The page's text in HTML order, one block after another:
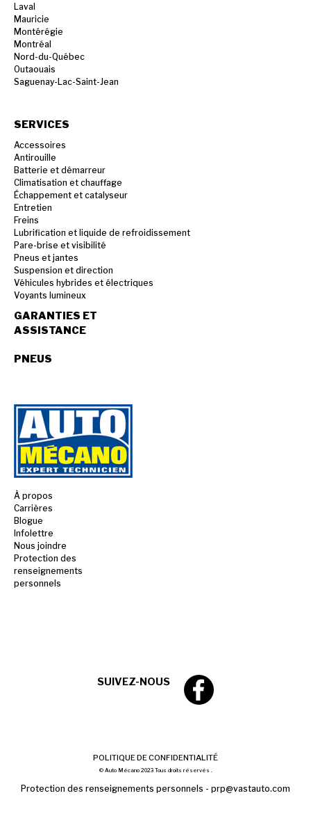
Laval
Mauricie
Montérégie
Montréal
Nord-du-Québec
Outaouais
Saguenay-Lac-Saint-Jean
SERVICES
Accessoires
Antirouille
Batterie et démarreur
Climatisation et chauffage
Échappement et catalyseur
Entretien
Freins
Lubrification et liquide de refroidissement
Pare-brise et visibilité
Pneus et jantes
Suspension et direction
Véhicules hybrides et électriques
Voyants lumineux
GARANTIES ET
ASSISTANCE
PNEUS
À propos
Carrières
Blogue
Infolettre
Nous joindre
Protection des
renseignements
personnels
SUIVEZ-NOUS
POLITIQUE DE CONFIDENTIALITÉ
© Auto Mécano 2023 Tous droits réservés .
Protection des renseignements personnels - prp@vastauto.com